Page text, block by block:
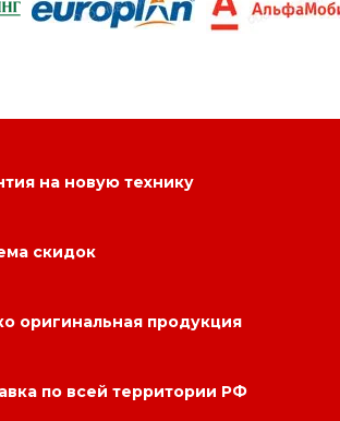
на новую технику
скидок
оригинальная продукция
по всей территории РФ